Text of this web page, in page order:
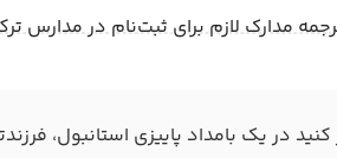
مدارک لازم برای ثبت‌نام در مدارس
در یک بامداد پاییزی استانبول،